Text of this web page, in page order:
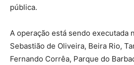
pública.
A operação está sendo executada
Sebastião de Oliveira, Beira Rio,
Fernando Corrêa, Parque do